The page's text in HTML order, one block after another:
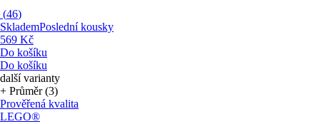
(46)
SklademPoslední kousky
569 Kč
Do košíku
Do košíku
další varianty
+ Průměr (3)
Prověřená kvalita
LEGO®